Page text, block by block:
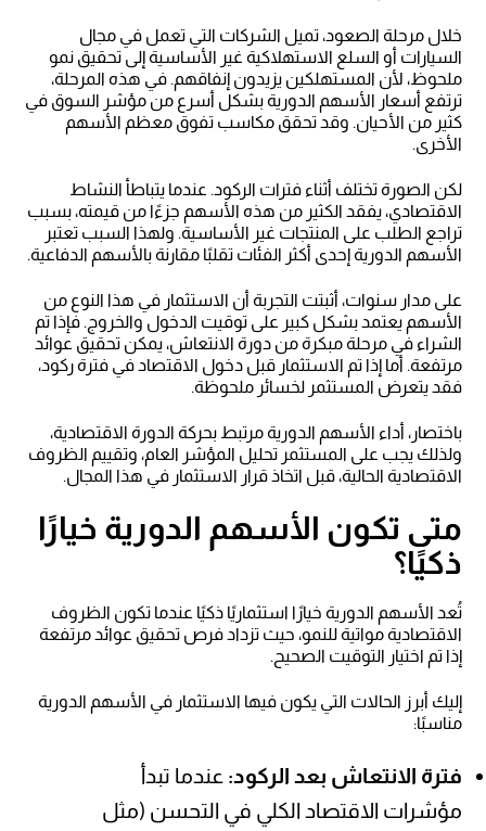
خلال مرحلة الصعود، تميل الشركات التي تعمل في مجال
السيارات أو السلع الاستهلاكية غير الأساسية إلى تحقيق نمو
ملحوظ، لأن المستهلكين يزيدون إنفاقهم. في هذه المرحلة،
ترتفع أسعار الأسهم الدورية بشكل أسرع من مؤشر السوق في
كثير من الأحيان. وقد تحقق مكاسب تفوق معظم الأسهم
الأخرى.
لكن الصورة تختلف أثناء فترات الركود. عندما يتباطأ النشاط
الاقتصادي، يفقد الكثير من هذه الأسهم جزءًا من قيمته، بسبب
تراجع الطلب على المنتجات غير الأساسية. ولهذا السبب تعتبر
الأسهم الدورية إحدى أكثر الفئات تقلبًا مقارنة بالأسهم الدفاعية.
على مدار سنوات، أثبتت التجربة أن الاستثمار في هذا النوع من
الأسهم يعتمد بشكل كبير على توقيت الدخول والخروج. فإذا تم
الشراء في مرحلة مبكرة من دورة الانتعاش، يمكن تحقيق عوائد
مرتفعة. أما إذا تم الاستثمار قبل دخول الاقتصاد في فترة ركود،
فقد يتعرض المستثمر لخسائر ملحوظة.
باختصار، أداء الأسهم الدورية مرتبط بحركة الدورة الاقتصادية،
ولذلك يجب على المستثمر تحليل المؤشر العام، وتقييم الظروف
الاقتصادية الحالية، قبل اتخاذ قرار الاستثمار في هذا المجال.
متى تكون الأسهم الدورية خيارًا
ذكيًا؟
تُعد الأسهم الدورية خيارًا استثماريًا ذكيًا عندما تكون الظروف
الاقتصادية مواتية للنمو، حيث تزداد فرص تحقيق عوائد مرتفعة
إذا تم اختيار التوقيت الصحيح.
إليك أبرز الحالات التي يكون فيها الاستثمار في الأسهم الدورية
مناسبًا:
فترة الانتعاش بعد الركود: عندما تبدأ
مؤشرات الاقتصاد الكلي في التحسن (مثل